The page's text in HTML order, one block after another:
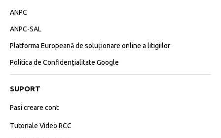
ANPC
ANPC-SAL
Platforma Europeană de soluționare online a litigiilor
Politica de Confidențialitate Google
SUPORT
Pasi creare cont
Tutoriale Video RCC